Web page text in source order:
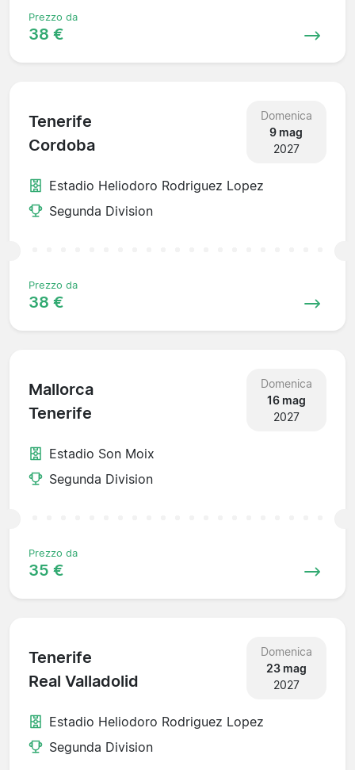
Prezzo da
38 €
Tenerife
Cordoba
Domenica
9 mag
2027
Estadio Heliodoro Rodriguez Lopez
Segunda Division
Prezzo da
38 €
Mallorca
Tenerife
Domenica
16 mag
2027
Estadio Son Moix
Segunda Division
Prezzo da
35 €
Tenerife
Real Valladolid
Domenica
23 mag
2027
Estadio Heliodoro Rodriguez Lopez
Segunda Division